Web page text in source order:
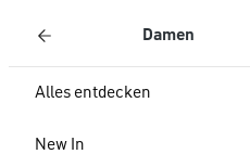
Damen
Alles entdecken
New In